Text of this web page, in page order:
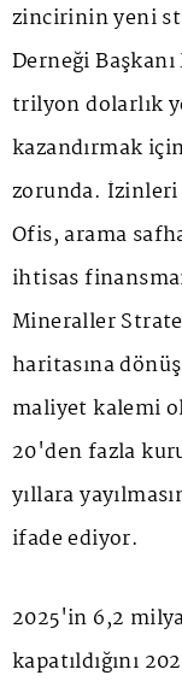
zincirinin yeni
Derneği
trilyon dolarlık
kazandırmak
zorunda. İzinleri
Ofis, arama
ihtisas
Mineraller
haritasına
maliyet kalemi
20'den fazla
yıllara
ifade ediyor.
2025'in 6,2
kapatıldığını